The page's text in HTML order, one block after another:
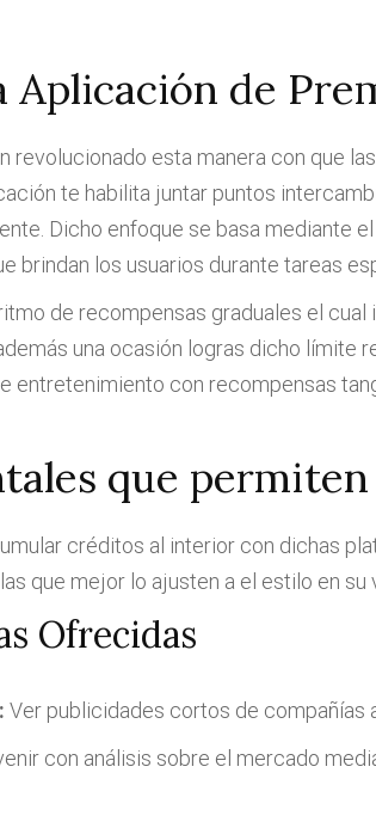
Aplicación de
revolucionado esta manera con que
te habilita juntar puntos
Dicho enfoque se basa mediante
brindan los usuarios durante tareas
de recompensas graduales el
una ocasión logras dicho límite
entretenimiento con recompensas
que
créditos al interior con dichas
que mejor lo ajusten a el estilo en su
Ofrecidas
Ver publicidades cortos de compañías
con análisis sobre el mercado